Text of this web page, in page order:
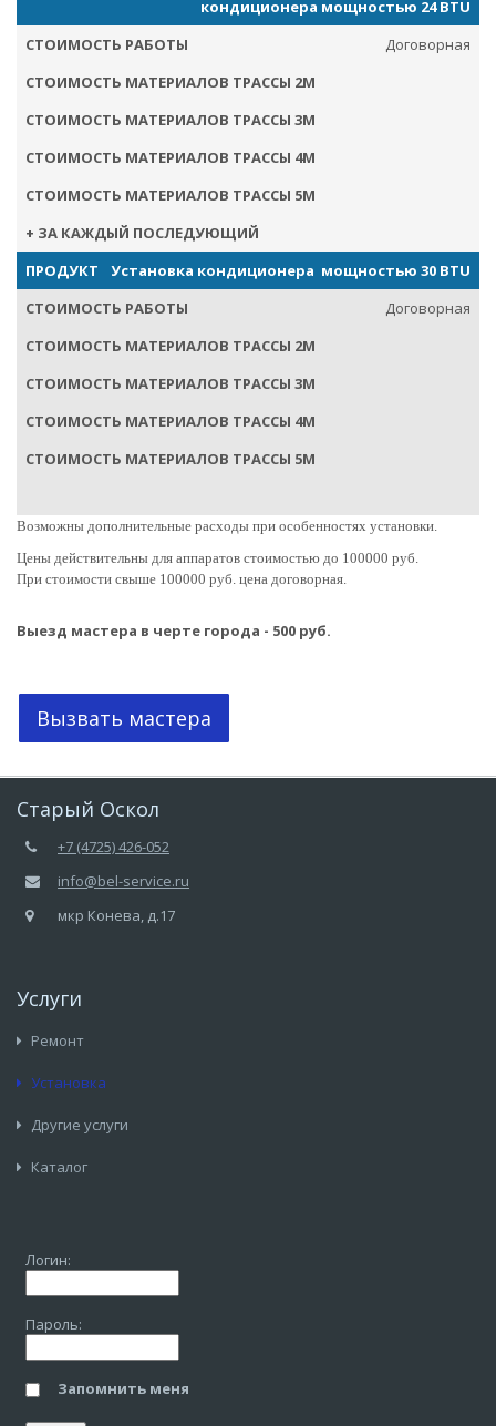
кондиционера мощностью 24 BTU
Договорная
Установка кондиционера мощностью 30 BTU
Договорная
Возможны дополнительные расходы при особенностях установки.
Цены действительны для аппаратов стоимостью до 100000 руб.
При стоимости свыше 100000 руб. цена договорная.
Выезд мастера в черте города - 500 руб.
Вызвать мастера
Старый Оскол
+7 (4725) 426-052
info@bel-service.ru
мкр Конева, д.17
Услуги
Ремонт
Установка
Другие услуги
Каталог
Логин:
Пароль:
Запомнить меня